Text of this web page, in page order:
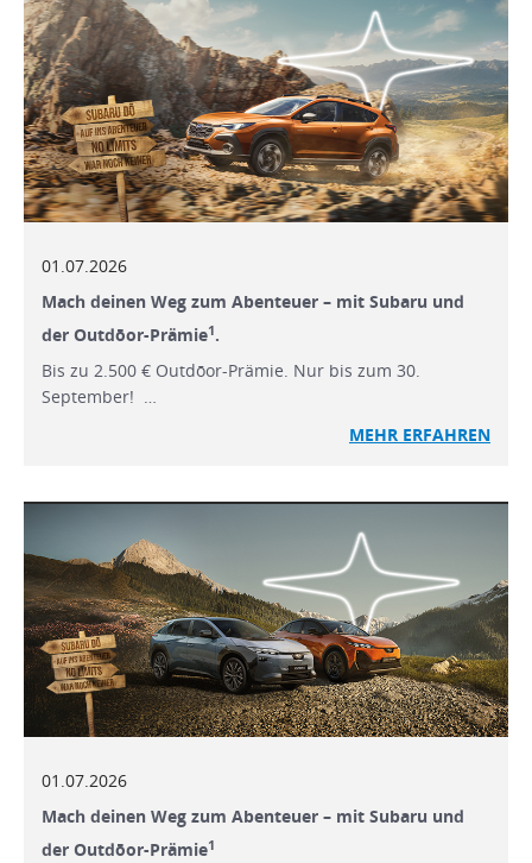
01.07.2026
Mach deinen Weg zum Abenteuer – mit Subaru und
der Outdōor-Prämie1.
Bis zu 2.500 € Outdōor-Prämie. Nur bis zum 30.
September! …
MEHR ERFAHREN
01.07.2026
Mach deinen Weg zum Abenteuer – mit Subaru und
der Outdōor-Prämie1